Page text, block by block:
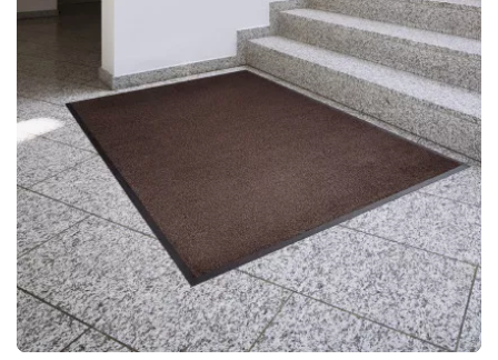
zonder te verschuiven. Dit zorgt voor een veilige grip, ook in
entrees met veel verkeer, en draagt bij aan een veiligere
omgeving voor zowel medewerkers als bezoekers. De
slijtvaste achterkant maakt de mat bovendien eenvoudig te
hanteren en te reinigen.Een klassieke entreemat van hoge
kwaliteit. Het tapijt heeft een bovenzijde van 100%
polypropyleen en een rubberen onderzijde, waardoor het
stevig tegen de vloer ligt. EN-gecertificeerd en brandwerend.
Rubber met PVC voor een stevige grip en eenvoudige
reiniging.